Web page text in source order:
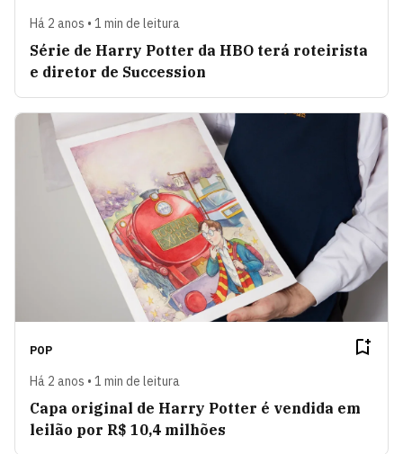
Há 2 anos • 1 min de leitura
Série de Harry Potter da HBO terá roteirista
e diretor de Succession
POP
Há 2 anos • 1 min de leitura
Capa original de Harry Potter é vendida em
leilão por R$ 10,4 milhões